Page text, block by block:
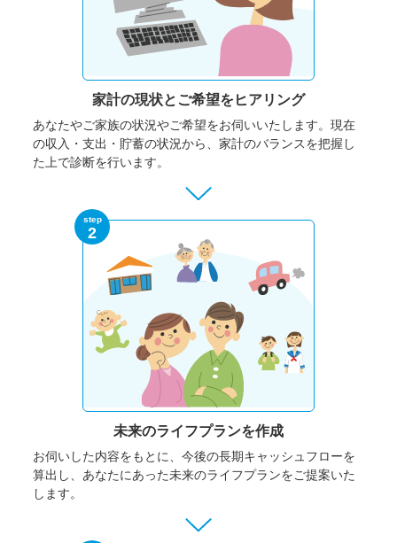
家計の現状と ご希望をヒアリング
あなたやご家族の状況やご希望をお伺いいたします。 現在
の収入・支出・貯蓄の状況から、家計のバランスを把握し
た上で診断を行います。
step
2
未来のライフプランを作成
お伺いした内容をもとに、今後の長期キャッシュフローを
算出し、あなたにあった未来のライフプランをご提案いた
します。